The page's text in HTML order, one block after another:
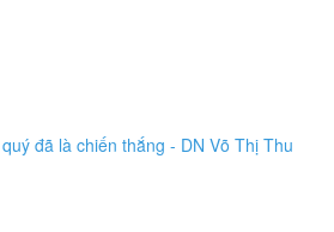
đã là chiến thắng - DN Võ Thị Thu